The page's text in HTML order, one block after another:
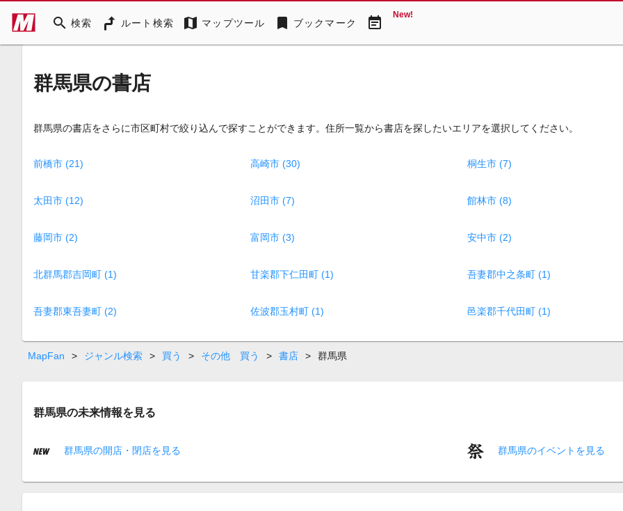
search 検索 ルート検索 map マップツール bookmark ブックマーク event_note New!
群馬県の書店
群馬県の書店をさらに市区町村で絞り込んで探すことができます。住所一覧から書店を探したいエリアを選択してください。
前橋市 (21) 高崎市 (30) 桐生市 (7)
太田市 (12) 沼田市 (7) 館林市 (8)
藤岡市 (2) 富岡市 (3) 安中市 (2)
北群馬郡吉岡町 (1) 甘楽郡下仁田町 (1) 吾妻郡中之条町 (1)
吾妻郡東吾妻町 (2) 佐波郡玉村町 (1) 邑楽郡千代田町 (1)
MapFan > ジャンル検索 > 買う > その他 買う > 書店 > 群馬県
群馬県の未来情報を見る
群馬県の開店・閉店を見る 群馬県のイベントを見る